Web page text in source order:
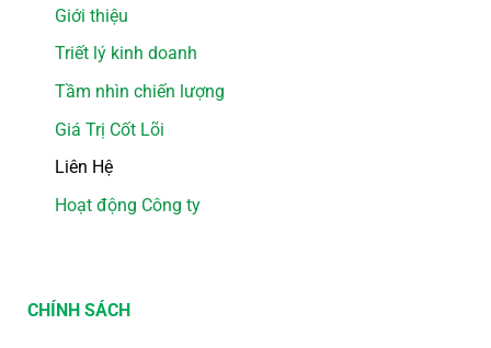
Giới thiệu
Triết lý kinh doanh
Tầm nhìn chiến lượng
Giá Trị Cốt Lõi
Liên Hệ
Hoạt động Công ty
CHÍNH SÁCH